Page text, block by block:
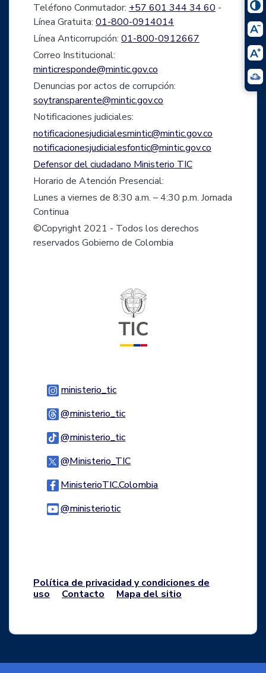
Teléfono Conmutador: +57 601 344 34 60 -
Línea Gratuita: 01-800-0914014
Línea Anticorrupción: 01-800-0912667
Correo Institucional:
minticresponde@mintic.gov.co
Denuncias por actos de corrupción:
soytransparente@mintic.gov.co
Notificaciones judiciales:
notificacionesjudicialesmintic@mintic.gov.co
notificacionesjudicialesfontic@mintic.gov.co
Defensor del ciudadano Ministerio TIC
Horario de Atención Presencial:
Lunes a viernes de 8:30 a.m. – 4:30 p.m. Jornada
Continua
©Copyright 2021 - Todos los derechos
reservados Gobierno de Colombia
ministerio_ticLogo Instagram
@ministerio_ticLogo Threads
@ministerio_ticLogo Tiktok
@Ministerio_TICLogo Twitter
MinisterioTIC.ColombiaLogo Facebook
@ministerioticLogo Youtube
Política de privacidad y condiciones de
uso
Contacto Mapa del sitio